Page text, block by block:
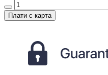
Плати с карта